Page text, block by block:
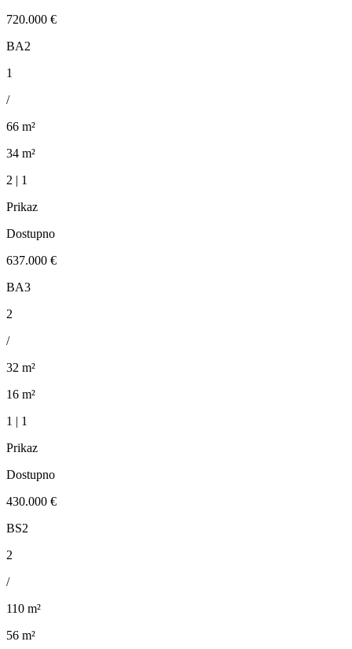
720.000 €
BA2
1
/
66 m²
34 m²
2 | 1
Prikaz
Dostupno
637.000 €
BA3
2
/
32 m²
16 m²
1 | 1
Prikaz
Dostupno
430.000 €
BS2
2
/
110 m²
56 m²